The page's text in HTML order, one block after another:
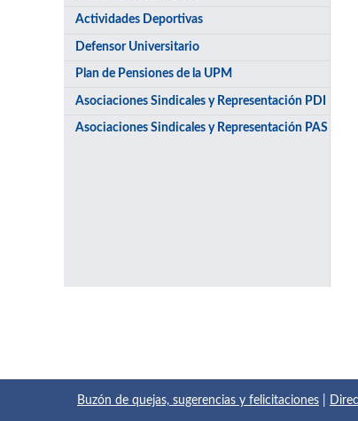
Actividades Deportivas
Defensor Universitario
Plan de Pensiones de la UPM
Asociaciones Sindicales y Representación PDI
Asociaciones Sindicales y Representación PAS
Buzón de quejas, sugerencias y felicitaciones